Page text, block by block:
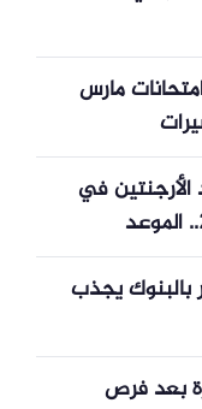
مارس
الأرجنتين في
دور الـ16 من كأس العالم 2026.. الموعد
النارية
بالبنوك يجذب
بعد فرص